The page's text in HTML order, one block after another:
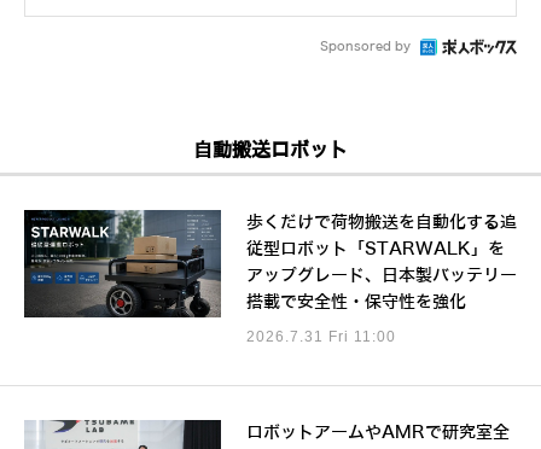
Sponsored by
自動搬送ロボット
歩くだけで荷物搬送を自動化する追
従型ロボット「STARWALK」を
アップグレード、日本製バッテリー
搭載で安全性・保守性を強化
2026.7.31 Fri 11:00
ロボットアームやAMRで研究室全